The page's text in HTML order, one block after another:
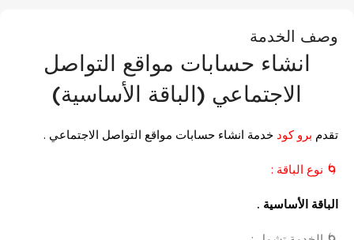
وصف الخدمة
انشاء حسابات مواقع التواصل
الاجتماعي (الباقة الأساسية)
تقدم برو كود خدمة انشاء حسابات مواقع التواصل الاجتماعي .
🌀 نوع الباقة :
الباقة الأساسية .